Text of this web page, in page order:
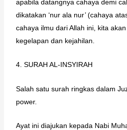
apabila datangnya cahaya demi
dikatakan ‘nur ala nur’ (cahaya
cahaya ilmu dari Allah ini, kita
kegelapan dan kejahilan.
4. SURAH AL-INSYIRAH
Salah satu surah ringkas dalam
power.
Ayat ini diajukan kepada Nabi